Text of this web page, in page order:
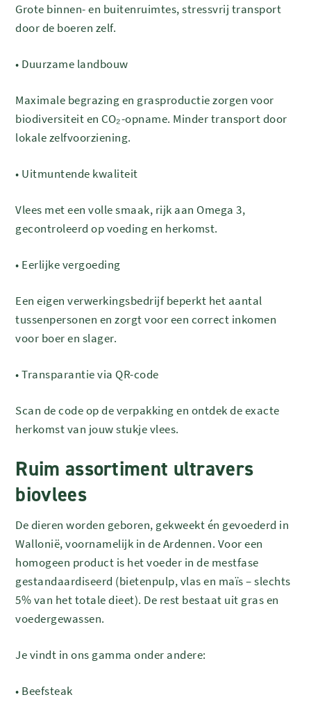
Grote binnen- en buitenruimtes, stressvrij transport
door de boeren zelf.
• Duurzame landbouw
Maximale begrazing en grasproductie zorgen voor
biodiversiteit en CO₂-opname. Minder transport door
lokale zelfvoorziening.
• Uitmuntende kwaliteit
Vlees met een volle smaak, rijk aan Omega 3,
gecontroleerd op voeding en herkomst.
• Eerlijke vergoeding
Een eigen verwerkingsbedrijf beperkt het aantal
tussenpersonen en zorgt voor een correct inkomen
voor boer en slager.
• Transparantie via QR-code
Scan de code op de verpakking en ontdek de exacte
herkomst van jouw stukje vlees.
Ruim assortiment ultravers
biovlees
De dieren worden geboren, gekweekt én gevoederd in
Wallonië, voornamelijk in de Ardennen. Voor een
homogeen product is het voeder in de mestfase
gestandaardiseerd (bietenpulp, vlas en maïs – slechts
5% van het totale dieet). De rest bestaat uit gras en
voedergewassen.
Je vindt in ons gamma onder andere:
• Beefsteak